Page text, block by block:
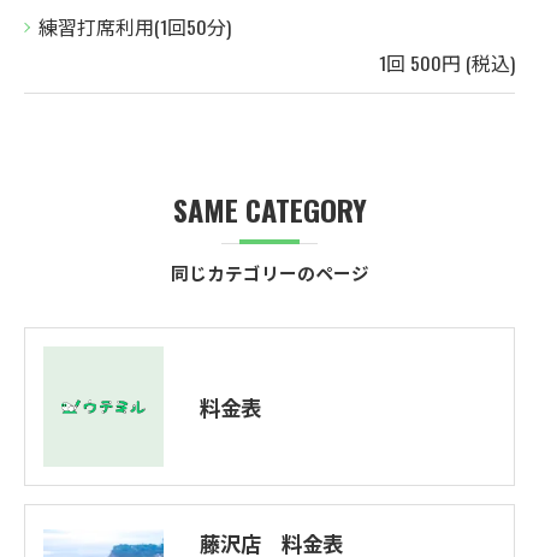
練習打席利用(1回50分)
1回 500円 (税込)
同じカテゴリーのページ
SAME CATEGORY
料金表
藤沢店 料金表